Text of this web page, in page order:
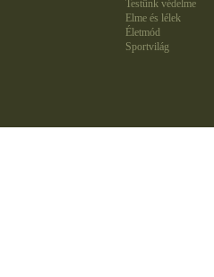
Testünk védelme
Elme és lélek
Életmód
Sportvilág